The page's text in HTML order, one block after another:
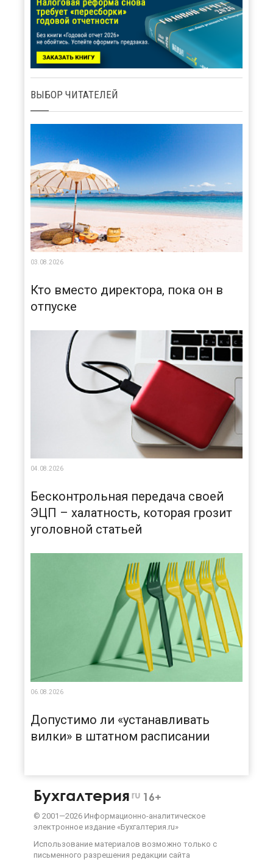
ВЫБОР ЧИТАТЕЛЕЙ
03.08.2026
Кто вместо директора, пока он в
отпуске
04.08.2026
Бесконтрольная передача своей
ЭЦП – халатность, которая грозит
уголовной статьей
06.08.2026
Допустимо ли «устанавливать
вилки» в штатном расписании
Бухгалтерия ru 16+
© 2001—2026 Информационно-аналитическое
электронное издание «Бухгалтерия.ru»
Использование материалов возможно только с
письменного разрешения редакции сайта